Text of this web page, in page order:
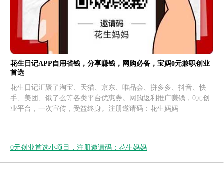
花生日记APP自用省钱，分享赚钱，网购必备，宝妈0元兼职创业
首选
花生日记汇聚了淘宝、天猫、京东、唯品会、拼多多、抖音、快
手、美团、饿了么等各类平台优惠券。网购返利推广赚钱，0元创
业平台，一次宣传，受益终身。注册邀请码：花生妈妈
0元创业首选小项目，注册邀请码：花生妈妈